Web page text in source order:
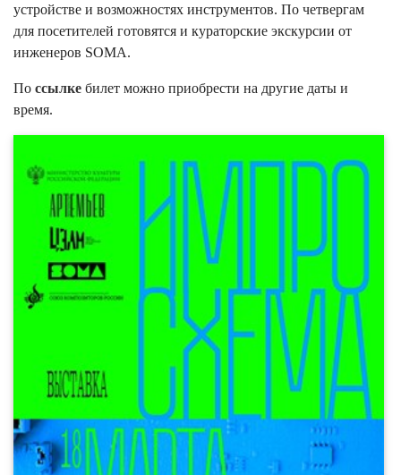
устройстве и возможностях инструментов. По четвергам
для посетителей готовятся и кураторские экскурсии от
инженеров SOMA.
По ссылке билет можно приобрести на другие даты и
время.